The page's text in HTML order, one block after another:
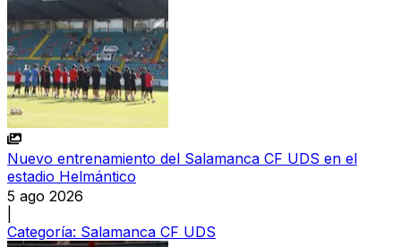
Nuevo entrenamiento del Salamanca CF UDS en el
estadio Helmántico
5 ago 2026
Categoría: Salamanca CF UDS